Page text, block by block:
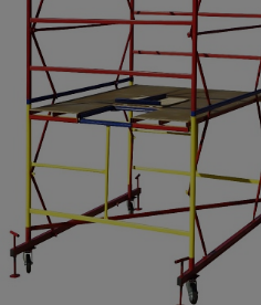
для строительства
для работы с арматурой
для бетонных работ
склада
и садовые
стремянки
комплекты